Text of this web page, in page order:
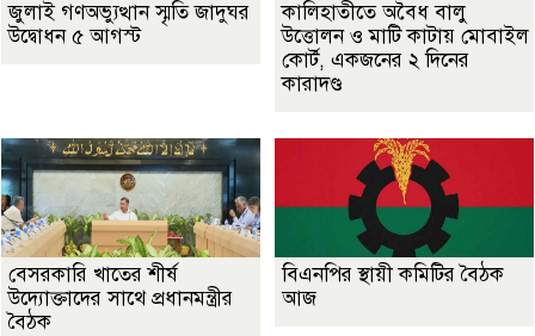
জুলাই গণঅভ্যুত্থান স্মৃতি জাদুঘর
উদ্বোধন ৫ আগস্ট
কালিহাতীতে অবৈধ বালু
উত্তোলন ও মাটি কাটায় মোবাইল
কোর্ট, একজনের ২ দিনের
কারাদণ্ড
বেসরকারি খাতের শীর্ষ
উদ্যোক্তাদের সাথে প্রধানমন্ত্রীর
বৈঠক
বিএনপির স্থায়ী কমিটির বৈঠক
আজ